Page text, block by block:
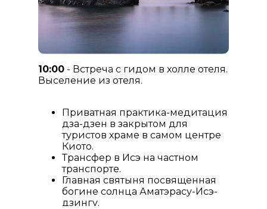
10:00 - Встреча с гидом в холле отеля.
Выселение из отеля.
Приватная практика-медитация
дза-дзен в закрытом для
туристов храме в самом центре
Киото.
Трансфер в Исэ на частном
транспорте.
Главная святыня посвященная
богине солнца Аматэрасу-Исэ-
дзингу.